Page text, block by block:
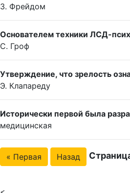
З. Фрейдом
Основателем техники ЛСД-
С. Гроф
Утверждение, что зрелость
Э. Клапареду
Исторически первой была
медицинская
« Первая Назад